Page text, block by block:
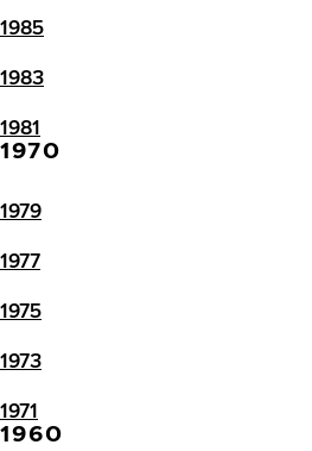
1985
1983
1981
1970
1979
1977
1975
1973
1971
1960